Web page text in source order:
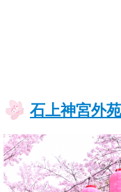
石上神宮外